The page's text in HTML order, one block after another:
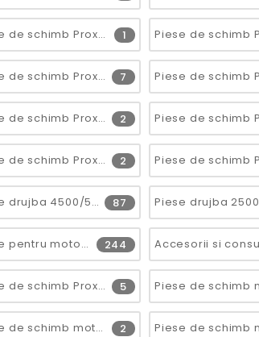
Piese de schimb Proxxon 28526 1
Piese de schimb Proxxon 28600 7
Piese de schimb Proxxon 28650 2
Piese de schimb Proxxon Cheie dinamometrica MC15, 1/4, 3-15Nm 2
Piese drujba 4500/5200 87 Piese drujba 2500
Piese pentru motoare 244
Piese de schimb Proxxon Cheie dinamometrica MC30, 1/4, 6-30Nm 5
Piese de schimb motoare honda 2